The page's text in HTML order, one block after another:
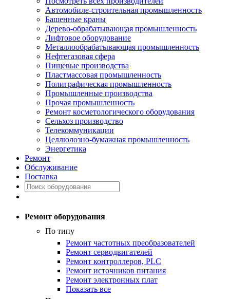
Автомобиле-строительная промышленность
Башенные краны
Дерево-обрабатывающая промышленность
Лифтовое оборудование
Металлообрабатывающая промышленность
Нефтегазовая сфера
Пищевые производства
Пластмассовая промышленность
Полиграфическая промышленность
Промышленные производства
Прочая промышленность
Ремонт косметологического оборудования
Сельхоз производство
Телекоммуникации
Целлюлозно-бумажная промышленность
Энергетика
Ремонт
Обслуживание
Поставка
Ремонт оборудования
По типу
Ремонт частотных преобразователей
Ремонт серводвигателей
Ремонт контроллеров, PLC
Ремонт источников питания
Ремонт электронных плат
Показать все